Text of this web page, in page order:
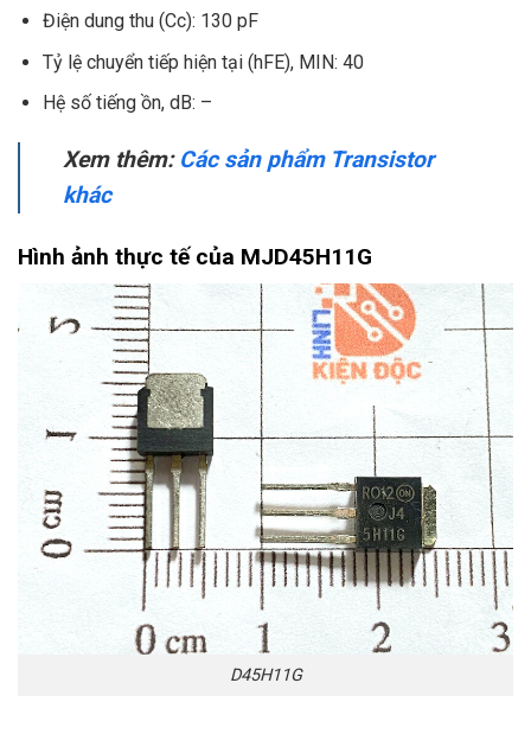
Điện dung thu (Cc): 130 pF
Tỷ lệ chuyển tiếp hiện tại (hFE), MIN: 40
Hệ số tiếng ồn, dB: –
Xem thêm: Các sản phẩm Transistor
khác
Hình ảnh thực tế của MJD45H11G
D45H11G